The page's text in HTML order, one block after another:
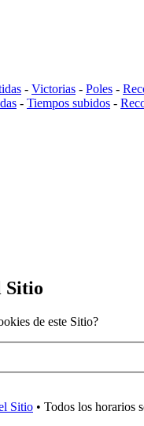
- Victorias - Poles -
- Tiempos subidos -
Sitio
de este Sitio?
Sitio • Todos los horarios